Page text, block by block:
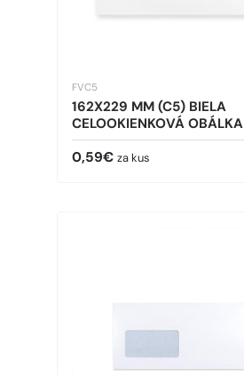
FVC5
162X229 MM (C5) BIELA
CELOOKIENKOVÁ OBÁLKA
Bežná cena
0,59€ za kus